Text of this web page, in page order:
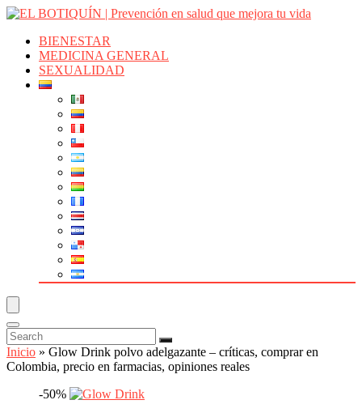
BIENESTAR
MEDICINA GENERAL
SEXUALIDAD
Inicio » Glow Drink polvo adelgazante – críticas, comprar en
Colombia, precio en farmacias, opiniones reales
-50%